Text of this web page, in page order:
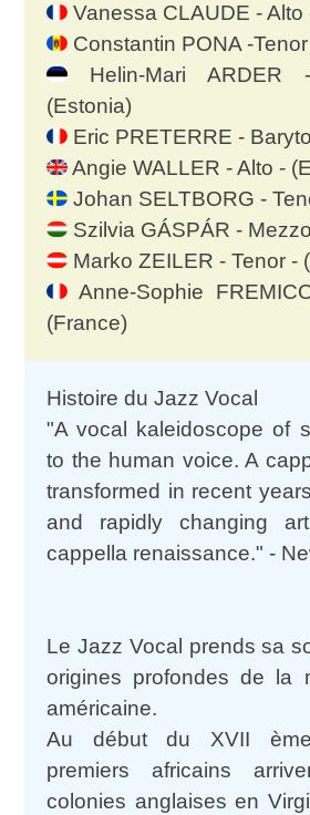
Vanessa CLAUDE - Alto
Constantin PONA -
Helin-Mari
(Estonia)
Eric PRETERRE -
Angie WALLER - Alto -
Johan SELTBORG -
Szilvia GÁSPÁR -
Marko ZEILER - Tenor -
Anne-Sophie
(France)
Histoire du Jazz Vocal
"A vocal kaleidoscope of
to the human voice. A
transformed in recent
and rapidly changing
cappella renaissance." -
Le Jazz Vocal prends sa
origines profondes de la
américaine.
Au début du XVII
premiers africains
colonies anglaises en